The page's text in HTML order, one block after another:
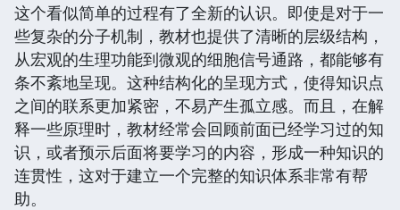
这个看似简单的过程有了全新的认识。即使是对于一
些复杂的分子机制，教材也提供了清晰的层级结构，
从宏观的生理功能到微观的细胞信号通路，都能够有
条不紊地呈现。这种结构化的呈现方式，使得知识点
之间的联系更加紧密，不易产生孤立感。而且，在解
释一些原理时，教材经常会回顾前面已经学习过的知
识，或者预示后面将要学习的内容，形成一种知识的
连贯性，这对于建立一个完整的知识体系非常有帮
助。